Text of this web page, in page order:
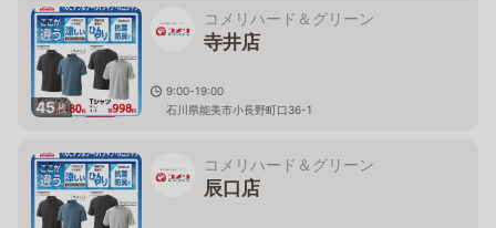
45枚
コメリハード＆グリーン
寺井店
9:00-19:00
石川県能美市小長野町口36-1
コメリハード＆グリーン
辰口店